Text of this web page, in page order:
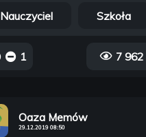
Nauczyciel Szkoła
1 7 962
Oaza Memów
29.12.2019 08:50